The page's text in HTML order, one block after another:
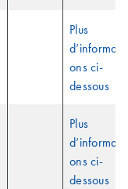
Plus
d’informati
ons ci-
dessous
Plus
d’informati
ons ci-
dessous